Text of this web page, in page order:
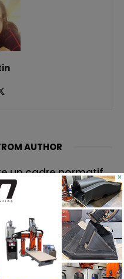
AUTHOR
un cadre normatif
céramiques
mise sur
3D pour la fabrication
×